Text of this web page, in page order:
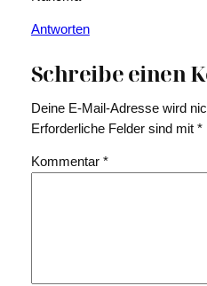
Antworten
Schreibe einen
Deine E-Mail-Adresse wird
Erforderliche Felder sind mit *
Kommentar *